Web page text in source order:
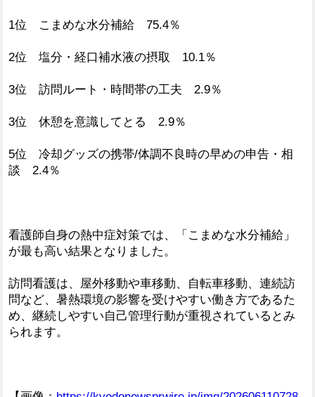
1位 こまめな水分補給 75.4％
2位 塩分・経口補水液の摂取 10.1％
3位 訪問ルート・時間帯の工夫 2.9％
3位 休憩を意識してとる 2.9％
5位 冷却グッズの携帯/体調不良時の早めの申告・相
談 2.4％
看護師自身の熱中症対策では、「こまめな水分補給」
が最も高い結果となりました。
訪問看護は、屋外移動や車移動、自転車移動、連続訪
問など、暑熱環境の影響を受けやすい働き方であるた
め、継続しやすい自己管理行動が重視されているとみ
られます。